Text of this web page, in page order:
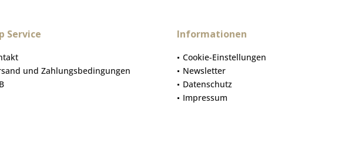
Service
und Zahlungsbedingungen
Informationen
Cookie-Einstellungen
Newsletter
Datenschutz
Impressum